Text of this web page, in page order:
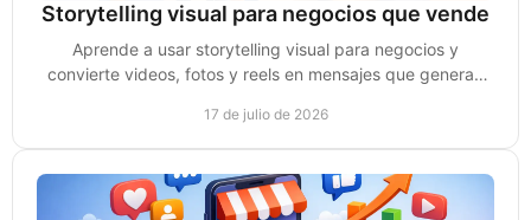
Storytelling visual para negocios que vende
Aprende a usar storytelling visual para negocios y
convierte videos, fotos y reels en mensajes que generan
17 de julio de 2026